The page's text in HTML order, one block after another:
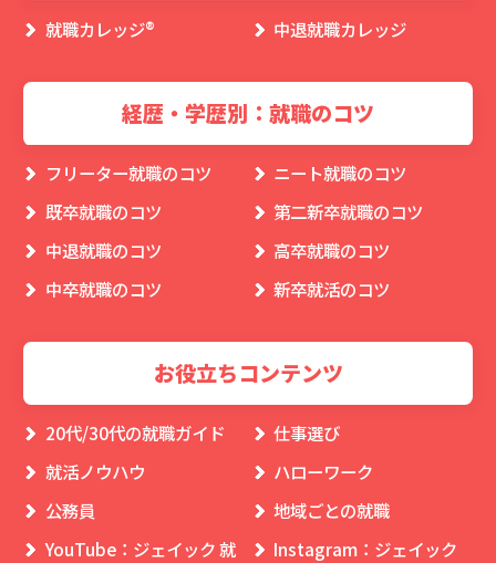
就職カレッジ®︎ 中退就職カレッジ
経歴・学歴別：就職のコツ
フリーター就職のコツ
ニート就職のコツ
既卒就職のコツ
第二新卒就職のコツ
中退就職のコツ
高卒就職のコツ
中卒就職のコツ
新卒就活のコツ
お役立ちコンテンツ
20代/30代の就職ガイド
仕事選び
就活ノウハウ
ハローワーク
公務員
地域ごとの就職
YouTube：ジェイック 就
Instagram：ジェイック